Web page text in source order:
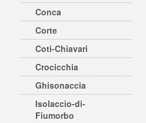
Conca
Corte
Coti-Chiavari
Crocicchia
Ghisonaccia
Isolaccio-di-
Fiumorbo